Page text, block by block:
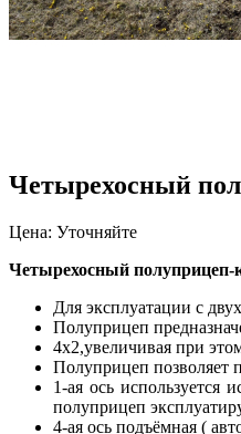
Четырехосный
Цена: Уточняйте
Четырехосный полуприцеп-
Для эксплуатации с
Полуприцеп
4х2,увеличивая при
Полуприцеп позволяет
1-ая ось используется
полуприцеп
4-ая ось подъёмная (